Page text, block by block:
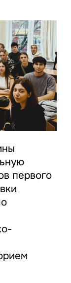
первого